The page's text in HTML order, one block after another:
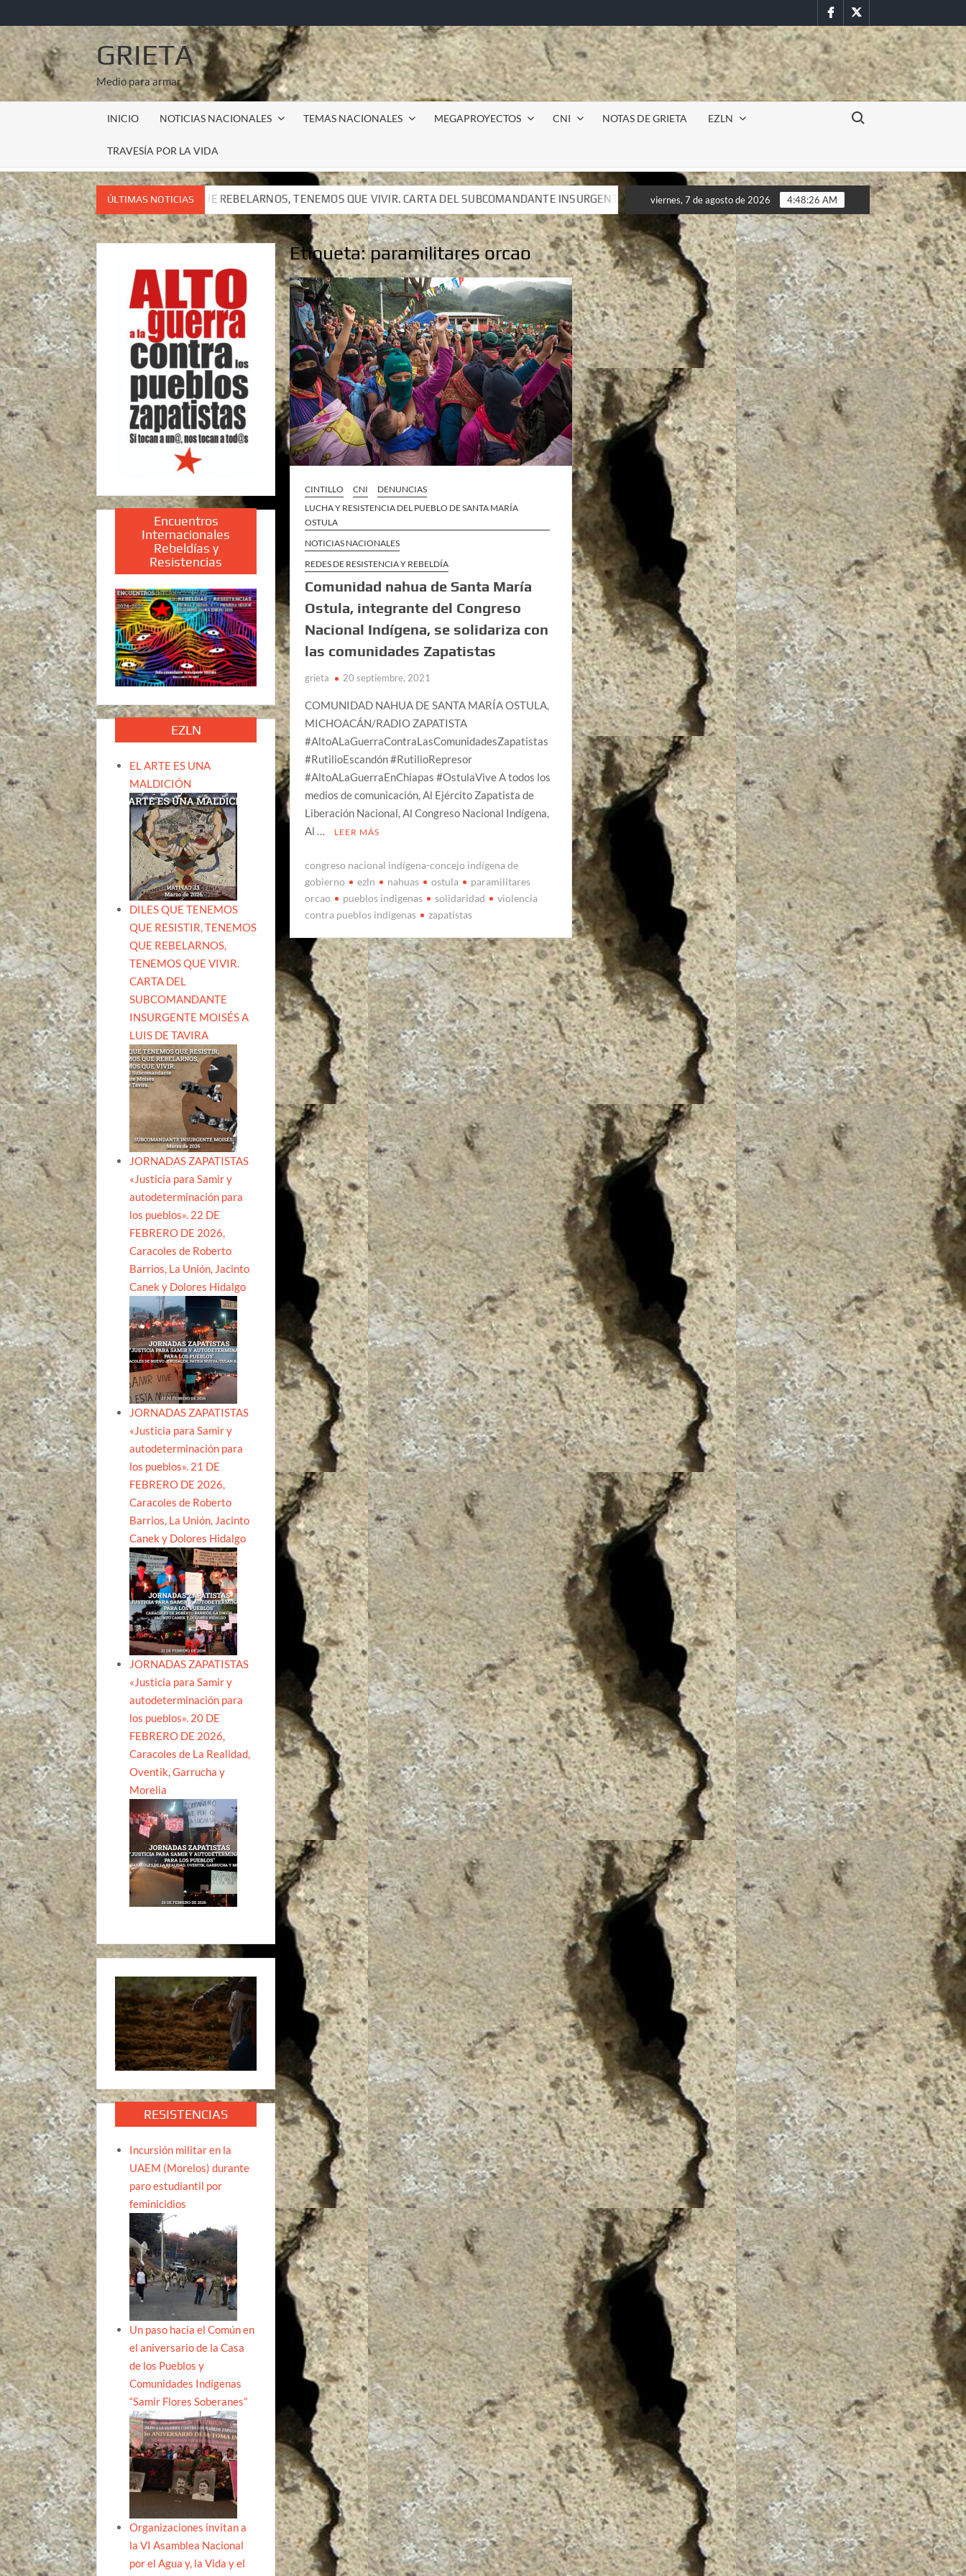
al
contenido
FacebookTwitter
GRIETA
Medio para armar
INICIO NOTICIAS NACIONALES TEMAS NACIONALES MEGAPROYECTOS CNI NOTAS DE GRIETA EZLN
TRAVESÍA POR LA VIDA
Buscar:
ÚLTIMAS NOTICIAS
QUE REBELARNOS, TENEMOS QUE VIVIR. CARTA DEL SUBCOMANDANTE INSURGENTE MOISÉS A LUIS DE TAVIRA
Incursión militar en la UAEM (Morelos) durante paro estudiantil
QUE REBELARNOS, TENEMOS QUE VIVIR. CARTA DEL SUBCOMANDANTE INSURGENTE MOISÉS A LUIS DE TAVIRA
Incursión militar en la UAEM (Morelos) durante paro estudiantil
viernes, 7 de agosto de 2026 4:48:28 AM
Etiqueta:paramilitares orcao
CINTILLO CNI
DENUNCIAS
LUCHA Y RESISTENCIA DEL PUEBLO DE SANTA MARÍA
OSTULA
NOTICIAS NACIONALES
REDES DE RESISTENCIA Y REBELDÍA
Comunidad nahua de Santa María
Ostula, integrante del Congreso
Nacional Indígena, se solidariza con
las comunidades Zapatistas
grieta 20 septiembre, 2021
COMUNIDAD NAHUA DE SANTA MARÍA OSTULA,
MICHOACÁN/RADIO ZAPATISTA
#AltoALaGuerraContraLasComunidadesZapatistas
#RutilioEscandón #RutilioRepresor
#AltoALaGuerraEnChiapas #OstulaVive A todos los
medios de comunicación, Al Ejército Zapatista de
Liberación Nacional, Al Congreso Nacional Indígena,
Al …
LEER MÁS
congreso nacional indígena-concejo indígena de
gobierno
ezln nahuas ostula
paramilitares
orcao
pueblos indigenas solidaridad
violencia
contra pueblos indigenas
zapatistas
Encuentros
Internacionales
Rebeldías y
Resistencias
EZLN
EL ARTE ES UNA
MALDICIÓN
DILES QUE TENEMOS
QUE RESISTIR, TENEMOS
QUE REBELARNOS,
TENEMOS QUE VIVIR.
CARTA DEL
SUBCOMANDANTE
INSURGENTE MOISÉS A
LUIS DE TAVIRA
JORNADAS ZAPATISTAS
«Justicia para Samir y
autodeterminación para
los pueblos». 22 DE
FEBRERO DE 2026,
Caracoles de Roberto
Barrios, La Unión, Jacinto
Canek y Dolores Hidalgo
JORNADAS ZAPATISTAS
«Justicia para Samir y
autodeterminación para
los pueblos». 21 DE
FEBRERO DE 2026,
Caracoles de Roberto
Barrios, La Unión, Jacinto
Canek y Dolores Hidalgo
JORNADAS ZAPATISTAS
«Justicia para Samir y
autodeterminación para
los pueblos». 20 DE
FEBRERO DE 2026,
Caracoles de La Realidad,
Oventik, Garrucha y
Morelia
RESISTENCIAS
Incursión militar en la
UAEM (Morelos) durante
paro estudiantil por
feminicidios
Un paso hacia el Común en
el aniversario de la Casa
de los Pueblos y
Comunidades Indígenas
“Samir Flores Soberanes”
Organizaciones invitan a
la VI Asamblea Nacional
por el Agua y, la Vida y el